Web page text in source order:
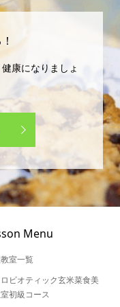
康になりましょ
ビオティック玄米菜食美
初級コース